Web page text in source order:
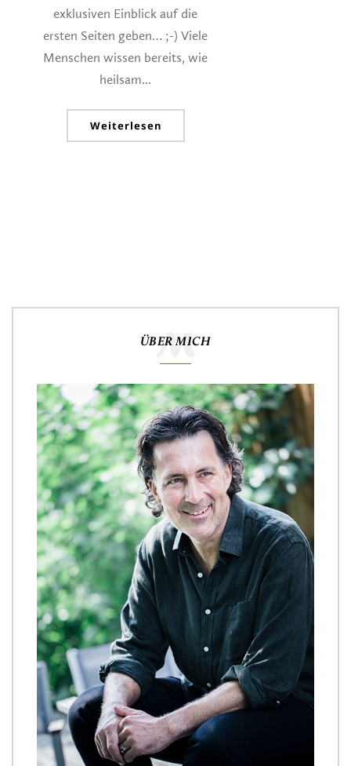
exklusiven Einblick auf die
ersten Seiten geben… ;-) Viele
Menschen wissen bereits, wie
heilsam...
Weiterlesen
ÜBER MICH